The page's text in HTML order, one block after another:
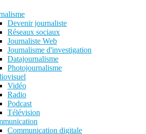
Devenir journaliste
Réseaux sociaux
Journaliste Web
Journalisme d'investigation
Datajournalisme
Photojournalisme
Vidéo
Radio
Podcast
Télévision
Communication digitale